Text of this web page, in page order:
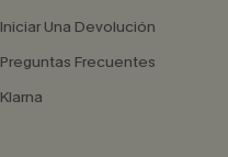
Iniciar Una Devolución
Preguntas Frecuentes
Klarna